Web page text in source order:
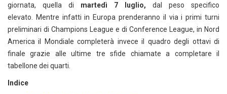
giornata, quella di martedì 7 luglio, dal peso specifico
elevato. Mentre infatti in Europa prenderanno il via i primi turni
preliminari di Champions League e di Conference League, in Nord
America il Mondiale completerà invece il quadro degli ottavi di
finale grazie alle ultime tre sfide chiamate a completare il
tabellone dei quarti.
Indice